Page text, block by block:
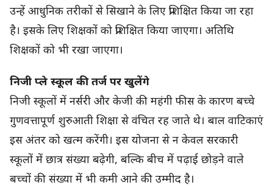
उन्हें आधुनिक तरीकों से सिखाने के लिए प्रशिक्षित किया जा रहा
है। इसके लिए शिक्षकों को प्रशिक्षित किया जाएगा। अतिथि
शिक्षकों को भी रखा जाएगा।
निजी प्ले स्कूल की तर्ज पर खुलेंगे
निजी स्कूलों में नर्सरी और केजी की महंगी फीस के कारण बच्चे
गुणवत्तापूर्ण शुरुआती शिक्षा से वंचित रह जाते थे। बाल वाटिकाएं
इस अंतर को खत्म करेंगी। इस योजना से न केवल सरकारी
स्कूलों में छात्र संख्या बढ़ेगी, बल्कि बीच में पढ़ाई छोड़ने वाले
बच्चों की संख्या में भी कमी आने की उम्मीद है।